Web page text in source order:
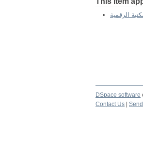
الرقمية
DSpace software
Contact Us